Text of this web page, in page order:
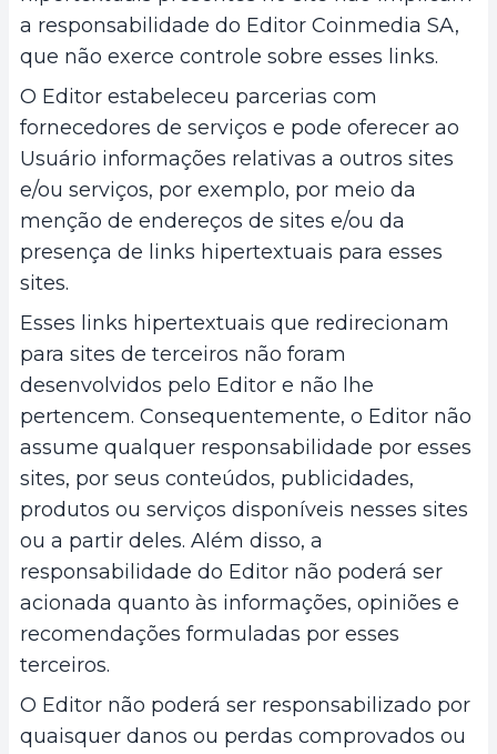
a responsabilidade do Editor Coinmedia SA,
que não exerce controle sobre esses links.
O Editor estabeleceu parcerias com
fornecedores de serviços e pode oferecer ao
Usuário informações relativas a outros sites
e/ou serviços, por exemplo, por meio da
menção de endereços de sites e/ou da
presença de links hipertextuais para esses
sites.
Esses links hipertextuais que redirecionam
para sites de terceiros não foram
desenvolvidos pelo Editor e não lhe
pertencem. Consequentemente, o Editor não
assume qualquer responsabilidade por esses
sites, por seus conteúdos, publicidades,
produtos ou serviços disponíveis nesses sites
ou a partir deles. Além disso, a
responsabilidade do Editor não poderá ser
acionada quanto às informações, opiniões e
recomendações formuladas por esses
terceiros.
O Editor não poderá ser responsabilizado por
quaisquer danos ou perdas comprovados ou